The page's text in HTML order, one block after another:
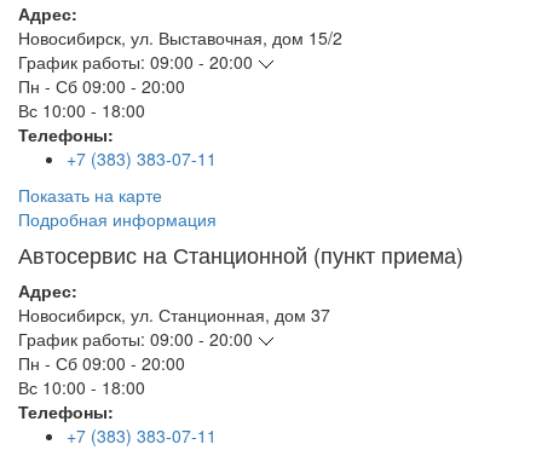
Адрес:
Новосибирск, ул. Выставочная, дом 15/2
График работы: 09:00 - 20:00
Пн - Сб 09:00 - 20:00
Вс 10:00 - 18:00
Телефоны:
+7 (383) 383-07-11
Показать на карте
Подробная информация
Автосервис на Станционной (пункт приема)
Адрес:
Новосибирск, ул. Станционная, дом 37
График работы: 09:00 - 20:00
Пн - Сб 09:00 - 20:00
Вс 10:00 - 18:00
Телефоны:
+7 (383) 383-07-11